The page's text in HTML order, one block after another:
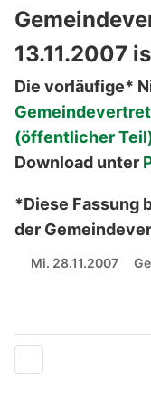
13.11.2007
Die vorläufige*
(öffentlicher
Download unter
*Diese Fassung
der
Mi. 28.11.2007